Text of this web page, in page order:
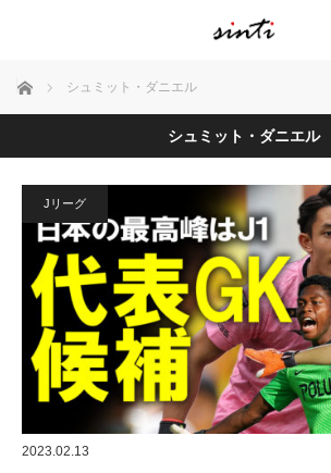
ホーム シュミット・ダニエル
シュミット・ダニエル
Jリーグ
2023.02.13